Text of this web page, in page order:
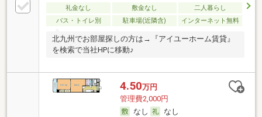
礼金なし 敷金なし
二人暮らし
バス・トイレ別
駐車場(近隣含) インターネット無料
北九州でお部屋探しの方は→『アイユーホーム賃貸』
を検索で当社HPに移動♪
4.50万円
管理費2,000円
なし
なし